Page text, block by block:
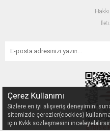
Çerez Kullanımı
Sizlere en iyi alışveriş deneyimini
sitemizde çerezler(cookies)
için Kvkk sözleşmesini